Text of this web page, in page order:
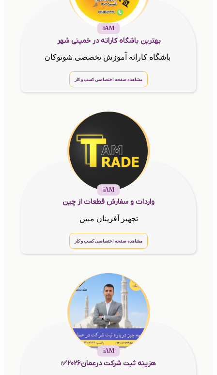
iAM
بهترین باشگاه کاراته در خمینی شهر
باشگاه کاراته آموزش تخصصی شوتوکان
مشاهده صفحه اختصاصی کسب و کار
iAM
واردات و سفارش قطعات از چین
تجهیز آفرینان مبین
مشاهده صفحه اختصاصی کسب و کار
iAM
هزینه ثبت شرکت درعمان2026✅